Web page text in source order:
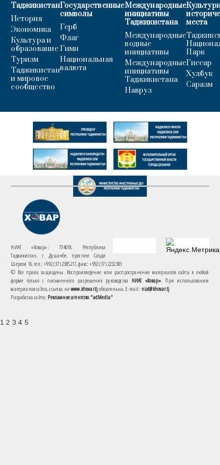
Таджикистан
История
Экономика
Культура и
образование
Туризм
Таджикистан
и мировое
сообщество
Государственные
символы
Герб
Флаг
Гимн
Национальная
валюта
Международные
инициативы
Таджикистана
Международные
водные
инициативы
Международные
инициативы
Таджикистана
Навруз
места
Парк
Гиссар
Хулбук
Саразм
НИАТ «Ховар»: 734018, Республика
Таджикистан, г. Душанбе, проспект Саъди
Шерози 16. тел.: +992 (37) 2385217, факс: +992 (37) 2232383
© Все права защищены. Воспроизведение или распространение материалов сайта в любой
форме только с письменного разрешения руководства НИАТ «Ховар». При использовании
материалов сайта, ссылка наwww.khovar.tjобязательна. E-mail: niat@khovar.tj
Разработка сайта: Рекламное агентство "adMedia"
1 2 3 4 5